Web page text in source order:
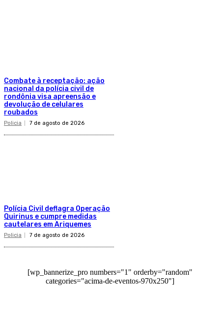
Combate à receptação: ação
nacional da polícia civil de
rondônia visa apreensão e
devolução de celulares
roubados
Policia 7 de agosto de 2026
Polícia Civil deflagra Operação
Quirinus e cumpre medidas
cautelares em Ariquemes
Policia 7 de agosto de 2026
[wp_bannerize_pro numbers="1" orderby="random"
categories="acima-de-eventos-970x250"]